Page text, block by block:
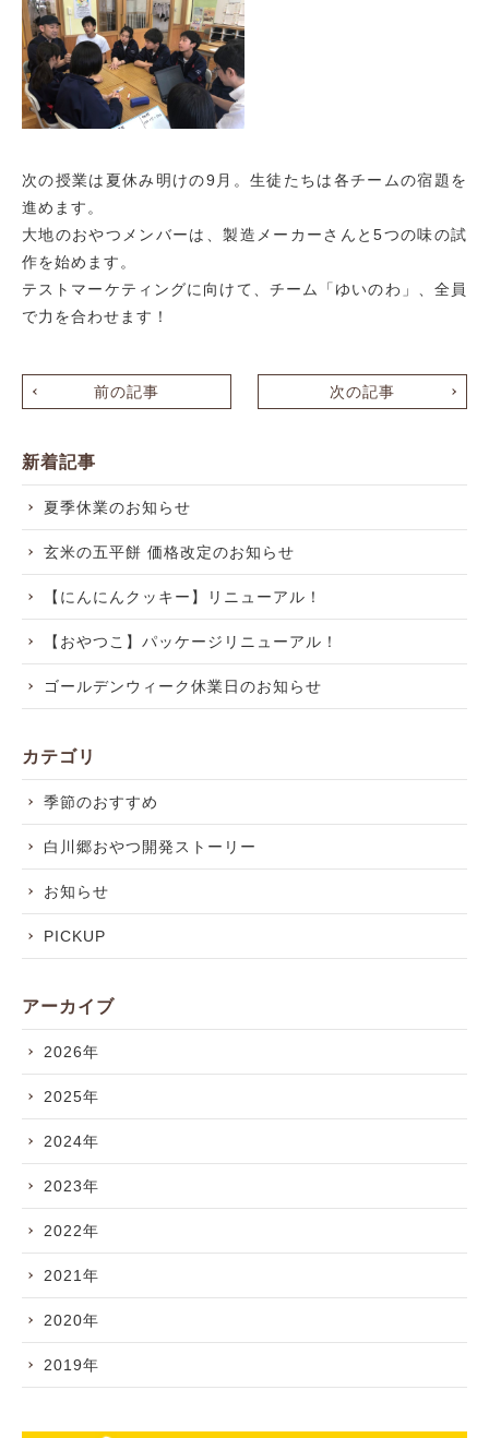
次の授業は夏休み明けの9月。生徒たちは各チームの宿題を
進めます。
大地のおやつメンバーは、製造メーカーさんと5つの味の試
作を始めます。
テストマーケティングに向けて、チーム「ゆいのわ」、全員
で力を合わせます！
前の記事 次の記事
新着記事
夏季休業のお知らせ
玄米の五平餅 価格改定のお知らせ
【にんにんクッキー】リニューアル！
【おやつこ】パッケージリニューアル！
ゴールデンウィーク休業日のお知らせ
カテゴリ
季節のおすすめ
白川郷おやつ開発ストーリー
お知らせ
PICKUP
アーカイブ
2026年
2025年
2024年
2023年
2022年
2021年
2020年
2019年